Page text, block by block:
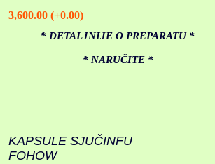
3,600.00 (+0.00)
* DETALJNIJE O PREPARATU *
* NARUČITE *
KAPSULE SJUČINFU
FOHOW